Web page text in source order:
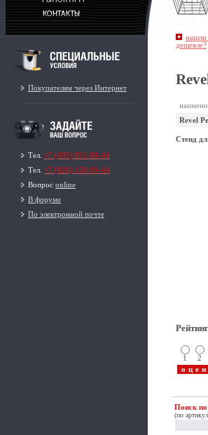
Покупателям через Интернет
Тел. +7 (495) 951-99-44
Тел. +7 (926) 159-99-44
Вопрос online
В форуме
По электронной почте
нашли
дешевле?
Revel
Стенд
Рейтинг
1 2
Поиск по
(по